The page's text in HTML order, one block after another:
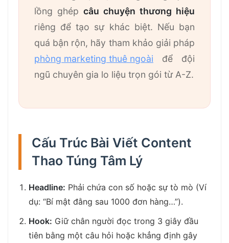
lồng ghép câu chuyện thương hiệu
riêng để tạo sự khác biệt. Nếu bạn
quá bận rộn, hãy tham khảo giải pháp
phòng marketing thuê ngoài để đội
ngũ chuyên gia lo liệu trọn gói từ A-Z.
Cấu Trúc Bài Viết Content
Thao Túng Tâm Lý
Headline: Phải chứa con số hoặc sự tò mò (Ví
dụ: “Bí mật đằng sau 1000 đơn hàng…”).
Hook: Giữ chân người đọc trong 3 giây đầu
tiên bằng một câu hỏi hoặc khẳng định gây